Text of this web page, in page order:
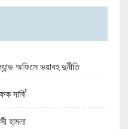
অফিসে ভয়াবহ দুর্নীতি
দাবি’
হামলা